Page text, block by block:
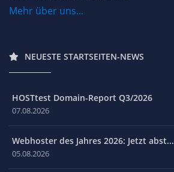
Mehr über uns...
NEUESTE STARTSEITEN-NEWS
HOSTtest Domain-Report Q3/2026
07.08.2026
Webhoster des Jahres 2026: Jetzt abst...
05.08.2026